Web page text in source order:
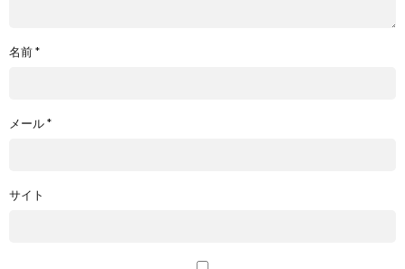
名前*
メール*
サイト